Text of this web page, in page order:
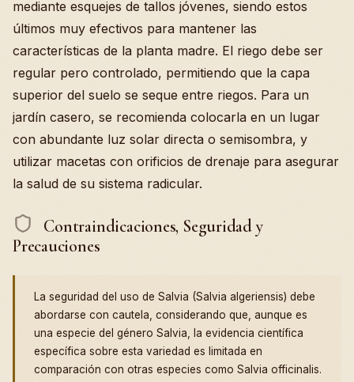
mediante esquejes de tallos jóvenes, siendo estos
últimos muy efectivos para mantener las
características de la planta madre. El riego debe ser
regular pero controlado, permitiendo que la capa
superior del suelo se seque entre riegos. Para un
jardín casero, se recomienda colocarla en un lugar
con abundante luz solar directa o semisombra, y
utilizar macetas con orificios de drenaje para asegurar
la salud de su sistema radicular.
Contraindicaciones, Seguridad y
Precauciones
La seguridad del uso de Salvia (Salvia algeriensis) debe
abordarse con cautela, considerando que, aunque es
una especie del género Salvia, la evidencia científica
específica sobre esta variedad es limitada en
comparación con otras especies como Salvia officinalis.